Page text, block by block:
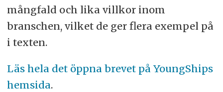
mångfald och lika villkor inom
branschen, vilket de ger flera exempel på
i texten.
Läs hela det öppna brevet på YoungShips
hemsida.